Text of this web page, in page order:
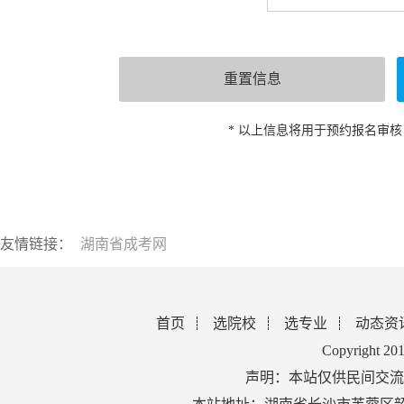
* 以上信息将用于预约报名审
友情链接： 湖南省成考网
首页 选院校 选专业
动态资
Copyright
声明：本站仅供民间交